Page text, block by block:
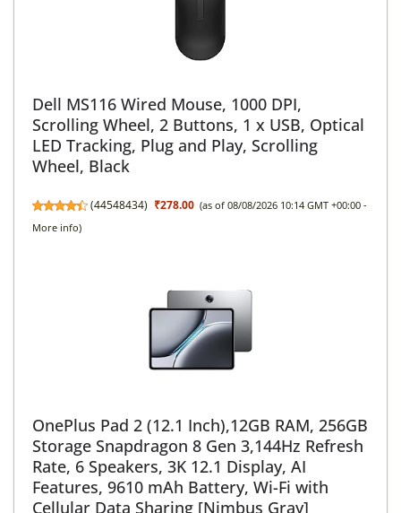
Dell MS116 Wired Mouse, 1000 DPI,
Scrolling Wheel, 2 Buttons, 1 x USB, Optical
LED Tracking, Plug and Play, Scrolling
Wheel, Black
(44548434) ₹278.00 (as of 08/08/2026 10:14 GMT +00:00 -
More info)
OnePlus Pad 2 (12.1 Inch),12GB RAM, 256GB
Storage Snapdragon 8 Gen 3,144Hz Refresh
Rate, 6 Speakers, 3K 12.1 Display, AI
Features, 9610 mAh Battery, Wi-Fi with
Cellular Data Sharing [Nimbus Gray]